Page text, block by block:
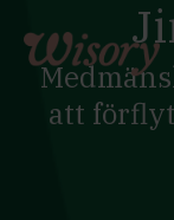
content
att